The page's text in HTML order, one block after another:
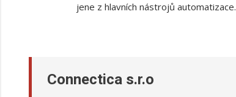
jene z hlavních nástrojů automatizace.
Connectica s.r.o